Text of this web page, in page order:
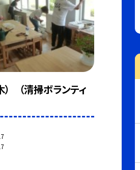
） （清掃ボランティ